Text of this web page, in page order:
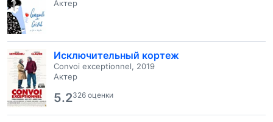
Актер
Исключительный кортеж
Convoi exceptionnel, 2019
Актер
5.2326 оценки